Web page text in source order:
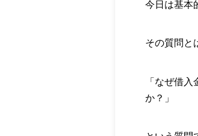
今日は基本
その質問と
「なぜ借
か？」